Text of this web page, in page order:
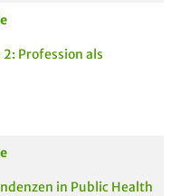
Profession als
in Public Health